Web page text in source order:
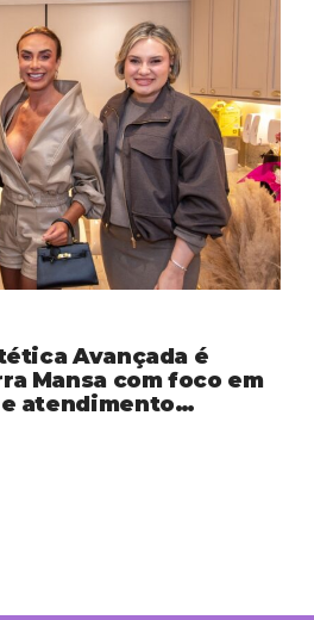
Avançada é
Mansa com foco em
atendimento